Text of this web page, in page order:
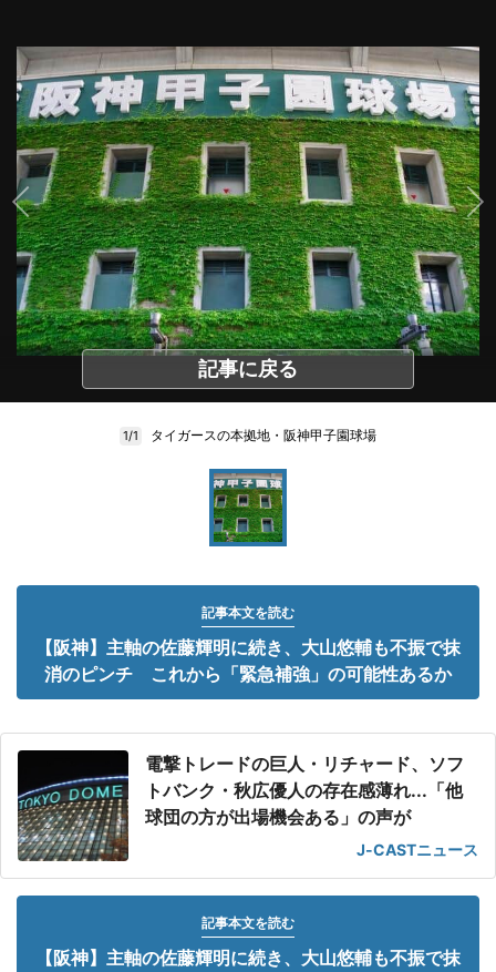
記事に戻る
1/1 タイガースの本拠地・阪神甲子園球場
記事本文を読む
【阪神】主軸の佐藤輝明に続き、大山悠輔も不振で抹
消のピンチ これから「緊急補強」の可能性あるか
電撃トレードの巨人・リチャード、ソフ
トバンク・秋広優人の存在感薄れ...「他
球団の方が出場機会ある」の声が
J-CASTニュース
記事本文を読む
【阪神】主軸の佐藤輝明に続き、大山悠輔も不振で抹